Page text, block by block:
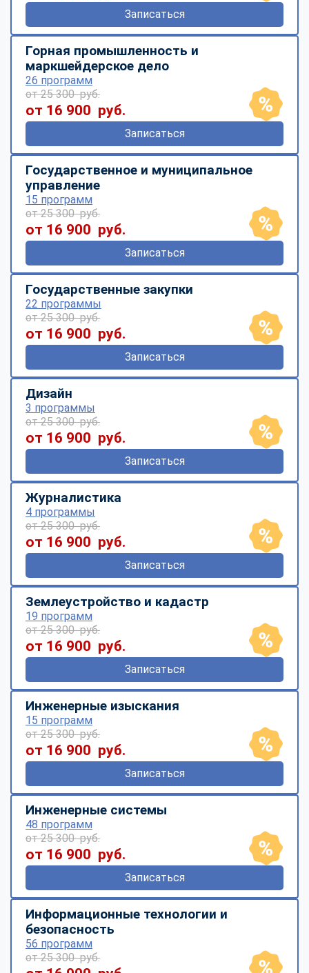
Записаться
Горная промышленность и
маркшейдерское дело
26 программ
от 25 300 руб.
от 16 900 руб.
Записаться
Государственное и муниципальное
управление
15 программ
от 25 300 руб.
от 16 900 руб.
Записаться
Государственные закупки
22 программы
от 25 300 руб.
от 16 900 руб.
Записаться
Дизайн
3 программы
от 25 300 руб.
от 16 900 руб.
Записаться
Журналистика
4 программы
от 25 300 руб.
от 16 900 руб.
Записаться
Землеустройство и кадастр
19 программ
от 25 300 руб.
от 16 900 руб.
Записаться
Инженерные изыскания
15 программ
от 25 300 руб.
от 16 900 руб.
Записаться
Инженерные системы
48 программ
от 25 300 руб.
от 16 900 руб.
Записаться
Информационные технологии и
безопасность
56 программ
от 25 300 руб.